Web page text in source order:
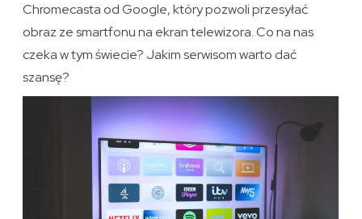
Chromecasta od Google, który pozwoli przesyłać
obraz ze smartfonu na ekran telewizora. Co na nas
czeka w tym świecie? Jakim serwisom warto dać
szansę?